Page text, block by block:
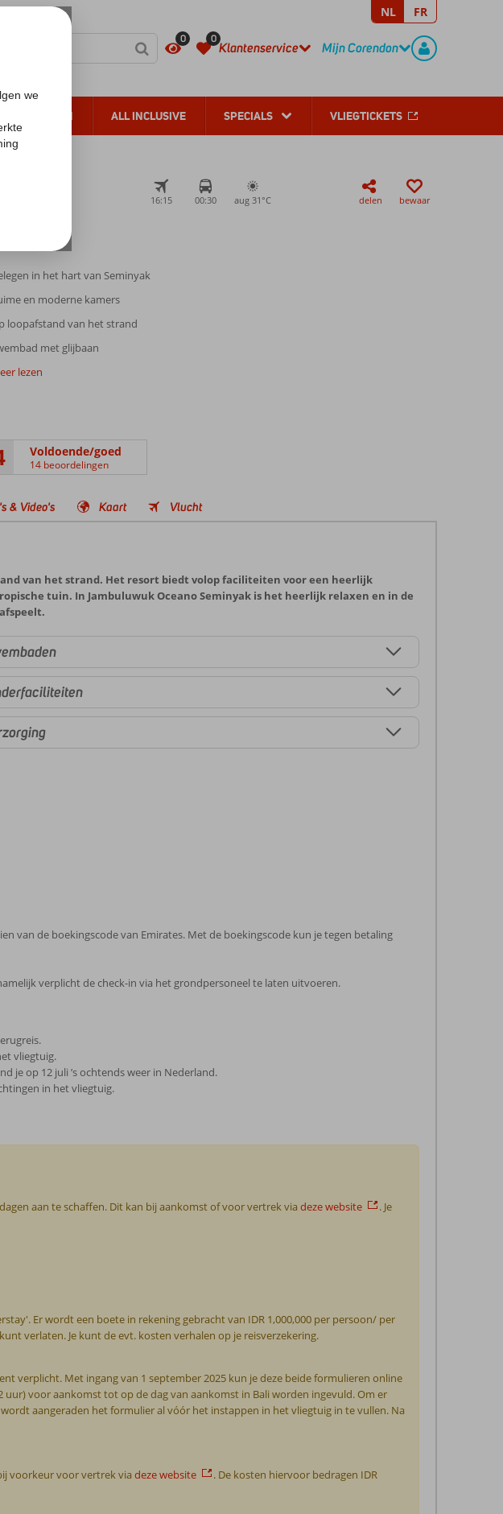
0 0
Klantenservice
CONTACT
Mijn Corendon
REGISTREER
NL FR
VERRE REIZEN ALL INCLUSIVE SPECIALS VLIEGTICKETS
16:15 00:30 aug 31°C delen bewaar
in het hart van Seminyak
en moderne kamers
loopafstand van het strand
met glijbaan
lezen
Voldoende/goed
14 beoordelingen
& Video's Kaart Vlucht
van het strand. Het resort biedt volop faciliteiten voor een heerlijk
tuin. In Jambuluwuk Oceano Seminyak is het heerlijk relaxen en in de
van de boekingscode van Emirates. Met de boekingscode kun je tegen betaling
verplicht de check-in via het grondpersoneel te laten uitvoeren.
vliegtuig.
je op 12 juli ’s ochtends weer in Nederland.
in het vliegtuig.
aan te schaffen. Dit kan bij aankomst of voor vertrek viadeze website
. Je
Er wordt een boete in rekening gebracht van IDR 1,000,000 per persoon/ per
verlaten. Je kunt de evt. kosten verhalen op je reisverzekering.
verplicht. Met ingang van 1 september 2025 kun je deze beide formulieren online
uur) voor aankomst tot op de dag van aankomst in Bali worden ingevuld. Om er
aangeraden het formulier al vóór het instappen in het vliegtuig in te vullen. Na
voorkeur voor vertrek viadeze website
. De kosten hiervoor bedragen IDR